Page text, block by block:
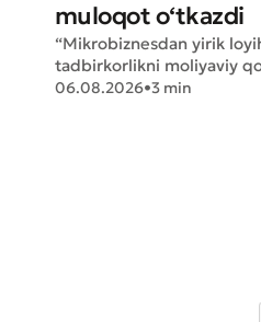
muloqot o‘tkazdi
“Mikrobiznesdan yirik
tadbirkorlikni moliyaviy
06.08.2026•3 min